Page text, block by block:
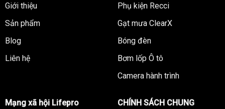
Giới thiệu
Sản phẩm
Blog
Liên hệ
Phụ kiện Recci
Gạt mưa ClearX
Bóng đèn
Bơm lốp Ô tô
Camera hành trình
Mạng xã hội Lifepro
CHÍNH SÁCH CHUNG